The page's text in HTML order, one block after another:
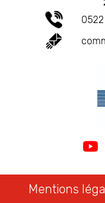
Mentions